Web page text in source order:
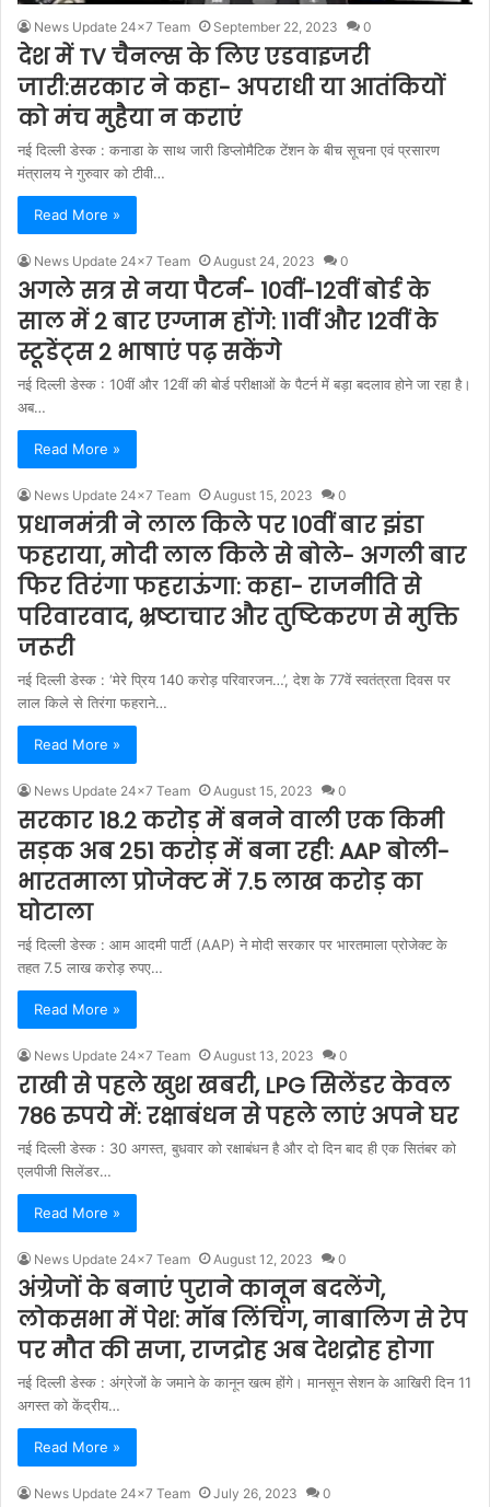
News Update 24x7 Team September 22, 2023 0
देश में TV चैनल्स के लिए एडवाइजरी
जारी:सरकार ने कहा- अपराधी या आतंकियों
को मंच मुहैया न कराएं
नई दिल्ली डेस्क : कनाडा के साथ जारी डिप्लोमैटिक टेंशन के बीच सूचना एवं प्रसारण
मंत्रालय ने गुरुवार को टीवी…
Read More »
News Update 24x7 Team August 24, 2023 0
अगले सत्र से नया पैटर्न- 10वीं-12वीं बोर्ड के
साल में 2 बार एग्जाम होंगे: 11वीं और 12वीं के
स्टूडेंट्स 2 भाषाएं पढ़ सकेंगे
नई दिल्ली डेस्क : 10वीं और 12वीं की बोर्ड परीक्षाओं के पैटर्न में बड़ा बदलाव होने जा रहा है।
अब…
Read More »
News Update 24x7 Team August 15, 2023 0
प्रधानमंत्री ने लाल किले पर 10वीं बार झंडा
फहराया, मोदी लाल किले से बोले- अगली बार
फिर तिरंगा फहराऊंगा: कहा- राजनीति से
परिवारवाद, भ्रष्टाचार और तुष्टिकरण से मुक्ति
जरूरी
नई दिल्ली डेस्क : ‘मेरे प्रिय 140 करोड़ परिवारजन…’, देश के 77वें स्वतंत्रता दिवस पर
लाल किले से तिरंगा फहराने…
Read More »
News Update 24x7 Team August 15, 2023 0
सरकार 18.2 करोड़ में बनने वाली एक किमी
सड़क अब 251 करोड़ में बना रही: AAP बोली-
भारतमाला प्रोजेक्ट में 7.5 लाख करोड़ का
घोटाला
नई दिल्ली डेस्क : आम आदमी पार्टी (AAP) ने मोदी सरकार पर भारतमाला प्रोजेक्ट के
तहत 7.5 लाख करोड़ रुपए…
Read More »
News Update 24x7 Team August 13, 2023 0
राखी से पहले खुश खबरी, LPG सिलेंडर केवल
786 रुपये में: रक्षाबंधन से पहले लाएं अपने घर
नई दिल्ली डेस्क : 30 अगस्त, बुधवार को रक्षाबंधन है और दो दिन बाद ही एक सितंबर को
एलपीजी सिलेंडर…
Read More »
News Update 24x7 Team August 12, 2023 0
अंग्रेजों के बनाएं पुराने कानून बदलेंगे,
लोकसभा में पेश: मॉब लिंचिंग, नाबालिग से रेप
पर मौत की सजा, राजद्रोह अब देशद्रोह होगा
नई दिल्ली डेस्क : अंग्रेजों के जमाने के कानून खत्म होंगे। मानसून सेशन के आखिरी दिन 11
अगस्त को केंद्रीय…
Read More »
News Update 24x7 Team July 26, 2023 0